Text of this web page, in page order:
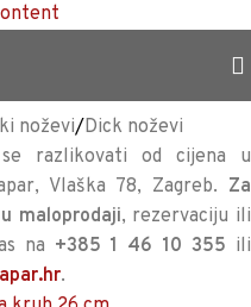
noževi/Dick noževi
razlikovati od cijena u
Vlaška 78, Zagreb. Za
maloprodaji, rezervaciju ili
na +385 1 46 10 355 ili
.